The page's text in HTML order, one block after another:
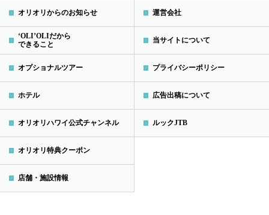
オリオリからのお知らせ
‘OLI’OLIだから
できること
オプショナルツアー
ホテル
オリオリハワイ公式チャンネル
オリオリ特典クーポン
店舗・施設情報
運営会社
当サイトについて
プライバシーポリシー
広告出稿について
ルックJTB